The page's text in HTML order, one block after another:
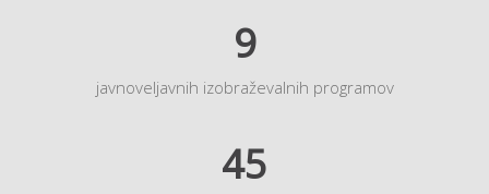
9
javnoveljavnih izobraževalnih programov
45